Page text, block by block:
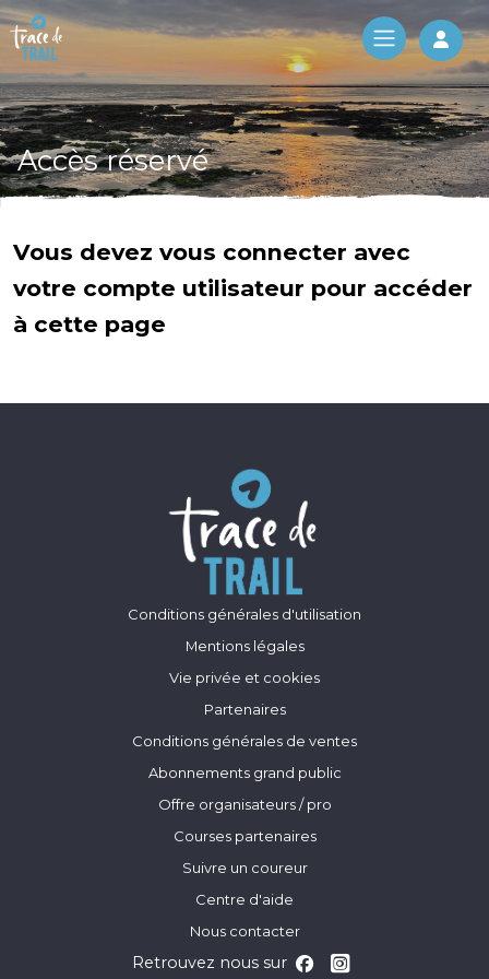
Log
Accès réservé
Vous devez vous connecter avec
votre compte utilisateur pour accéder
à cette page
Conditions générales d'utilisation
Mentions légales
Vie privée et cookies
Partenaires
Conditions générales de ventes
Abonnements grand public
Offre organisateurs / pro
Courses partenaires
Suivre un coureur
Centre d'aide
Nous contacter
Retrouvez nous sur